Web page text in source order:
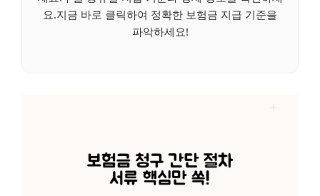
요.지금 바로 클릭하여 정확한 보험금 지급 기준을
파악하세요!